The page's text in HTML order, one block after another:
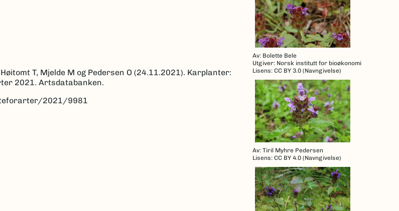
T, Mjelde M og Pedersen O (24.11.2021). Karplanter:
2021. Artsdatabanken.
2021/9981
Av: Bolette Bele
Utgiver: Norsk institutt for bioøkonomi
Lisens: CC BY 3.0 (Navngivelse)
Av: Tiril Myhre Pedersen
Lisens: CC BY 4.0 (Navngivelse)